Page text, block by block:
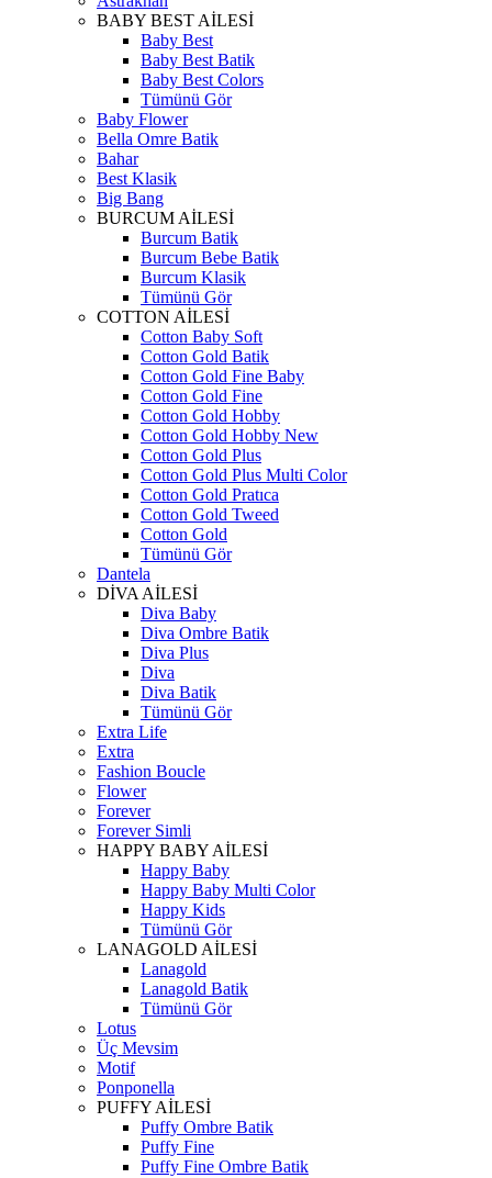
BABY BEST AİLESİ
Baby Best
Baby Best Batik
Baby Best Colors
Tümünü Gör
Baby Flower
Bella Omre Batik
Bahar
Best Klasik
Big Bang
BURCUM AİLESİ
Burcum Batik
Burcum Bebe Batik
Burcum Klasik
Tümünü Gör
COTTON AİLESİ
Cotton Baby Soft
Cotton Gold Batik
Cotton Gold Fine Baby
Cotton Gold Fine
Cotton Gold Hobby
Cotton Gold Hobby New
Cotton Gold Plus
Cotton Gold Plus Multi Color
Cotton Gold Pratıca
Cotton Gold Tweed
Cotton Gold
Tümünü Gör
Dantela
DİVA AİLESİ
Diva Baby
Diva Ombre Batik
Diva Plus
Diva
Diva Batik
Tümünü Gör
Extra Life
Extra
Fashion Boucle
Flower
Forever
Forever Simli
HAPPY BABY AİLESİ
Happy Baby
Happy Baby Multi Color
Happy Kids
Tümünü Gör
LANAGOLD AİLESİ
Lanagold
Lanagold Batik
Tümünü Gör
Lotus
Üç Mevsim
Motif
Ponponella
PUFFY AİLESİ
Puffy Ombre Batik
Puffy Fine
Puffy Fine Ombre Batik